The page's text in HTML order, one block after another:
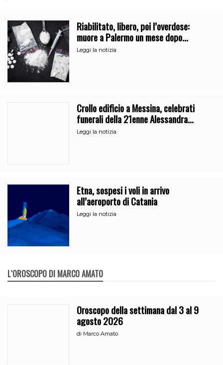
Riabilitato, libero, poi l’overdose:
muore a Palermo un mese dopo
l’uscita dalla comunità
Leggi la notizia
Crollo edificio a Messina, celebrati
funerali della 21enne Alessandra
Frazzica
Leggi la notizia
Etna, sospesi i voli in arrivo
all’aeroporto di Catania
Leggi la notizia
L`OROSCOPO DI MARCO AMATO
Oroscopo della settimana dal 3 al 9
agosto 2026
di Marco Amato